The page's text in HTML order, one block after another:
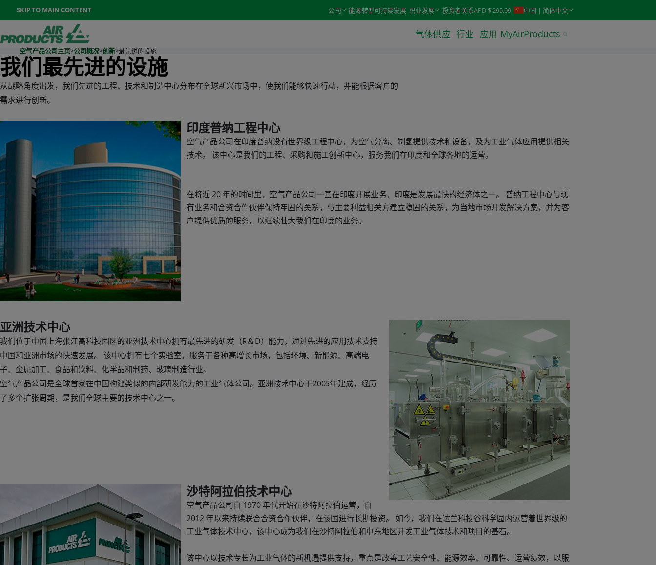
SKIP TO MAIN CONTENT
Once the menu is open you can move between options with the arrow keys and select an option with the enter or space keys. Typeahead search is also available.
400-888-7662 联系我们 公司 能源转型可持续发展 职业发展 投资者关系APD $ 295.09 中国 | 简体中文
Go To Home Page
气体供应 行业 应用 MyAirProducts
空气产品公司主页>公司概况>创新>最先进的设施
我们最先进的设施
从战略角度出发，我们先进的工程、技术和制造中心分布在全球新兴市场中，使我们能够快速行动，并能根据客户的
需求进行创新。
印度普纳工程中心
空气产品公司在印度普纳设有世界级工程中心，为空气分离、制氢提供技术和设备，及为工业气体应用提供相关
技术。 该中心是我们的工程、采购和施工创新中心，服务我们在印度和全球各地的运营。
在将近 20 年的时间里，空气产品公司一直在印度开展业务，印度是发展最快的经济体之一。 普纳工程中心与现
有业务和合资合作伙伴保持牢固的关系，与主要利益相关方建立稳固的关系，为当地市场开发解决方案，并为客
户提供优质的服务，以继续壮大我们在印度的业务。
亚洲技术中心
我们位于中国上海张江高科技园区的亚洲技术中心拥有最先进的研发（R＆D）能力，通过先进的应用技术支持
中国和亚洲市场的快速发展。 该中心拥有七个实验室，服务于各种高增长市场，包括环境、新能源、高端电
子、金属加工、食品和饮料、化学品和制药、玻璃制造行业。
空气产品公司是全球首家在中国构建类似的内部研发能力的工业气体公司。亚洲技术中心于2005年建成，经历
了多个扩张周期，是我们全球主要的技术中心之一。
沙特阿拉伯技术中心
空气产品公司自 1970 年代开始在沙特阿拉伯运营，自
2012 年以来持续联合合资合作伙伴，在该国进行长期投资。 如今，我们在达兰科技谷科学园内运营着世界级的
工业气体技术中心，该中心成为我们在沙特阿拉伯和中东地区开发工业气体技术和项目的基石。
该中心以技术专长为工业气体的新机遇提供支持，重点是改善工艺安全性、能源效率、可靠性、运营绩效，以服